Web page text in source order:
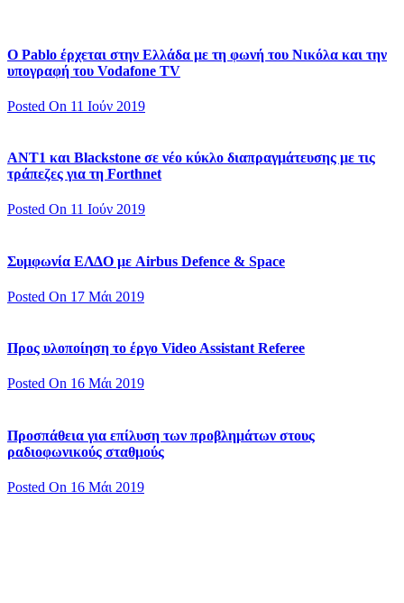
Ο Pablo έρχεται στην Ελλάδα με τη φωνή του Νικόλα και την
υπογραφή του Vodafone TV
Posted On 11 Ιούν 2019
ΑΝΤ1 και Blackstone σε νέο κύκλο διαπραγμάτευσης με τις
τράπεζες για τη Forthnet
Posted On 11 Ιούν 2019
Συμφωνία ΕΛΔΟ με Airbus Defence & Space
Posted On 17 Μάι 2019
Προς υλοποίηση το έργο Video Assistant Referee
Posted On 16 Μάι 2019
Προσπάθεια για επίλυση των προβλημάτων στους
ραδιοφωνικούς σταθμούς
Posted On 16 Μάι 2019